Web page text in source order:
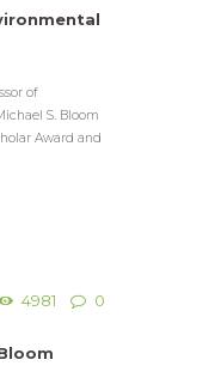
of
S. Bloom
Award and
4981 0